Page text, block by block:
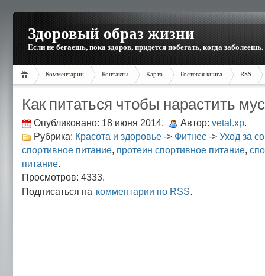
Здоровый образ жизни
Если не бегаешь, пока здоров, придется побегать, когда заболеешь.
Комментарии Контакты Карта Гостевая книга RSS
Как питаться чтобы нарастить
Опубликовано: 18 июня 2014. Автор: vetal.xp.
Рубрика: Красота и здоровье -> Фитнес -> Уход за
спортивное питание, протеин спортивное питание,
питание.
Просмотров: 4333.
Подписаться на комментарии по RSS.